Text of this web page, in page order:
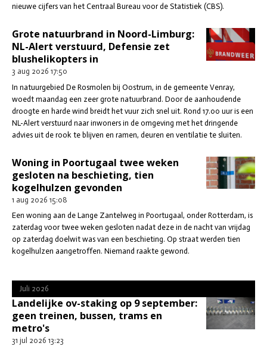
nieuwe cijfers van het Centraal Bureau voor de Statistiek (CBS).
Grote natuurbrand in Noord-Limburg:
NL-Alert verstuurd, Defensie zet
blushelikopters in
3 aug 2026 17:50
In natuurgebied De Rosmolen bij Oostrum, in de gemeente Venray,
woedt maandag een zeer grote natuurbrand. Door de aanhoudende
droogte en harde wind breidt het vuur zich snel uit. Rond 17.00 uur is een
NL-Alert verstuurd naar inwoners in de omgeving met het dringende
advies uit de rook te blijven en ramen, deuren en ventilatie te sluiten.
Woning in Poortugaal twee weken
gesloten na beschieting, tien
kogelhulzen gevonden
1 aug 2026 15:08
Een woning aan de Lange Zantelweg in Poortugaal, onder Rotterdam, is
zaterdag voor twee weken gesloten nadat deze in de nacht van vrijdag
op zaterdag doelwit was van een beschieting. Op straat werden tien
kogelhulzen aangetroffen. Niemand raakte gewond.
Juli 2026
Landelijke ov-staking op 9 september:
geen treinen, bussen, trams en
metro's
31 jul 2026 13:23